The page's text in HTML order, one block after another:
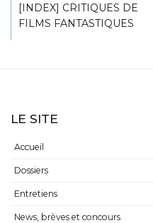
[INDEX] CRITIQUES DE
FILMS FANTASTIQUES
LE SITE
Accueil
Dossiers
Entretiens
News, brèves et concours